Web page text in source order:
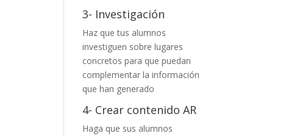
3- Investigación
Haz que tus alumnos
investiguen sobre lugares
concretos para que puedan
complementar la información
que han generado
4- Crear contenido AR
Haga que sus alumnos